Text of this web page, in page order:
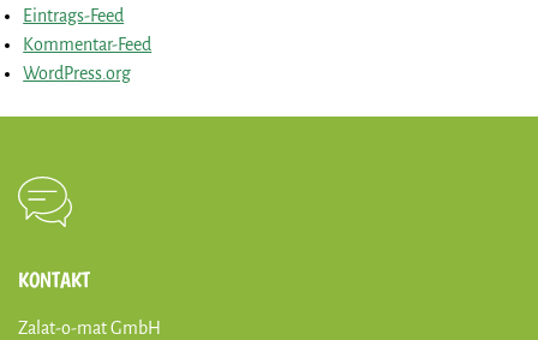
Eintrags-Feed
Kommentar-Feed
WordPress.org
KONTAKT
Zalat-o-mat GmbH